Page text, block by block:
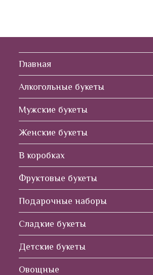
Главная
Алкогольные букеты
Мужские букеты
Женские букеты
В коробках
Фруктовые букеты
Подарочные наборы
Сладкие букеты
Детские букеты
Овощные